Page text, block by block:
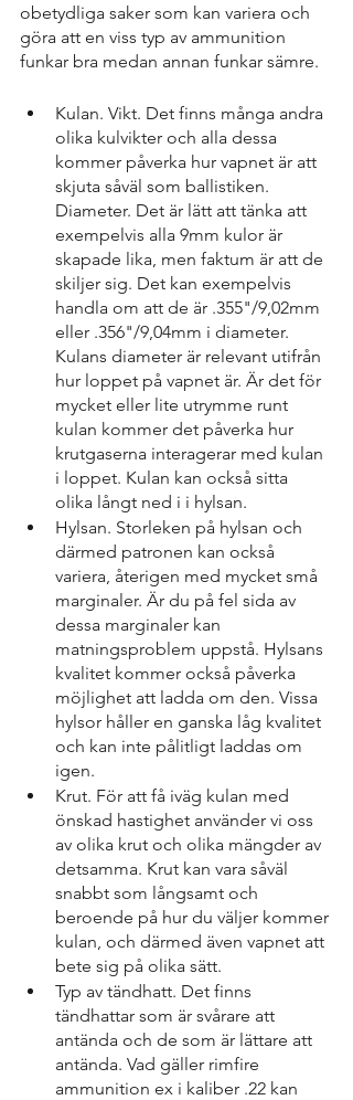
obetydliga saker som kan variera och
göra att en viss typ av ammunition
funkar bra medan annan funkar sämre.
Kulan. Vikt. Det finns många andra
olika kulvikter och alla dessa
kommer påverka hur vapnet är att
skjuta såväl som ballistiken.
Diameter. Det är lätt att tänka att
exempelvis alla 9mm kulor är
skapade lika, men faktum är att de
skiljer sig. Det kan exempelvis
handla om att de är .355"/9,02mm
eller .356"/9,04mm i diameter.
Kulans diameter är relevant utifrån
hur loppet på vapnet är. Är det för
mycket eller lite utrymme runt
kulan kommer det påverka hur
krutgaserna interagerar med kulan
i loppet. Kulan kan också sitta
olika långt ned i i hylsan.
Hylsan. Storleken på hylsan och
därmed patronen kan också
variera, återigen med mycket små
marginaler. Är du på fel sida av
dessa marginaler kan
matningsproblem uppstå. Hylsans
kvalitet kommer också påverka
möjlighet att ladda om den. Vissa
hylsor håller en ganska låg kvalitet
och kan inte pålitligt laddas om
igen.
Krut. För att få iväg kulan med
önskad hastighet använder vi oss
av olika krut och olika mängder av
detsamma. Krut kan vara såväl
snabbt som långsamt och
beroende på hur du väljer kommer
kulan, och därmed även vapnet att
bete sig på olika sätt.
Typ av tändhatt. Det finns
tändhattar som är svårare att
antända och de som är lättare att
antända. Vad gäller rimfire
ammunition ex i kaliber .22 kan